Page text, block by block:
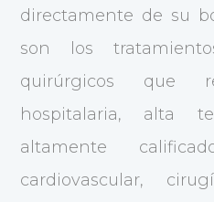
directamente de su
son los
quirúrgicos que
hospitalaria, alta
altamente
cardiovascular,